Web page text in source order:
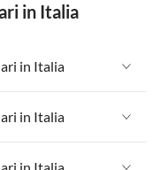
in Italia
in Italia
in Italia